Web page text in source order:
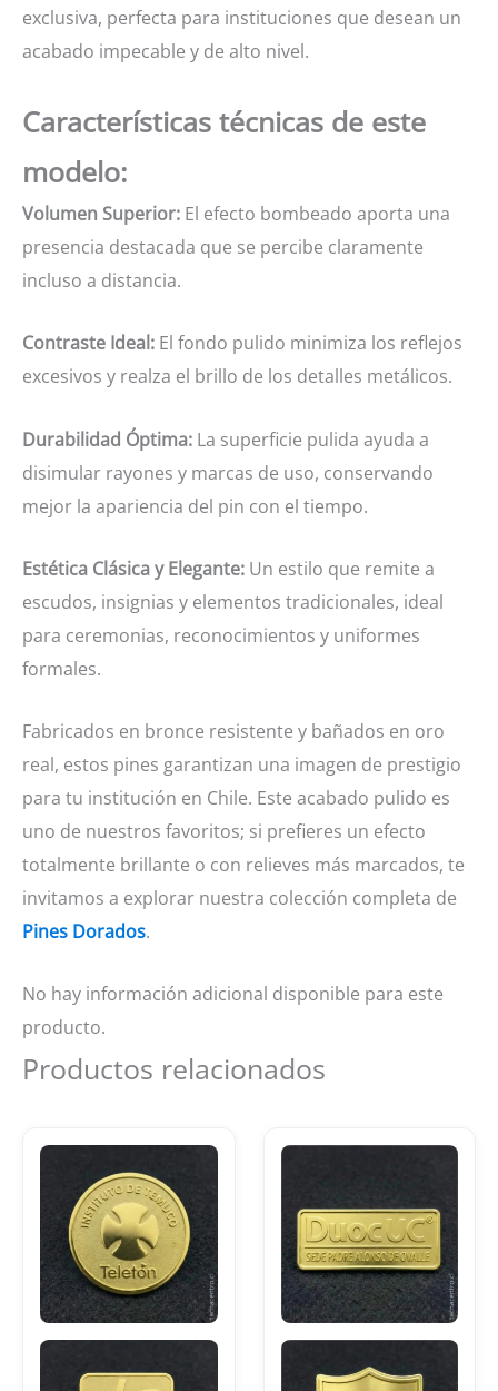
exclusiva, perfecta para instituciones que desean un
acabado impecable y de alto nivel.
Características técnicas de este
modelo:
Volumen Superior: El efecto bombeado aporta una
presencia destacada que se percibe claramente
incluso a distancia.
Contraste Ideal: El fondo pulido minimiza los reflejos
excesivos y realza el brillo de los detalles metálicos.
Durabilidad Óptima: La superficie pulida ayuda a
disimular rayones y marcas de uso, conservando
mejor la apariencia del pin con el tiempo.
Estética Clásica y Elegante: Un estilo que remite a
escudos, insignias y elementos tradicionales, ideal
para ceremonias, reconocimientos y uniformes
formales.
Fabricados en bronce resistente y bañados en oro
real, estos pines garantizan una imagen de prestigio
para tu institución en Chile. Este acabado pulido es
uno de nuestros favoritos; si prefieres un efecto
totalmente brillante o con relieves más marcados, te
invitamos a explorar nuestra colección completa de
Pines Dorados.
No hay información adicional disponible para este
producto.
Productos relacionados